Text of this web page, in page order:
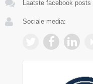
Laatste facebook posts
Sociale media: